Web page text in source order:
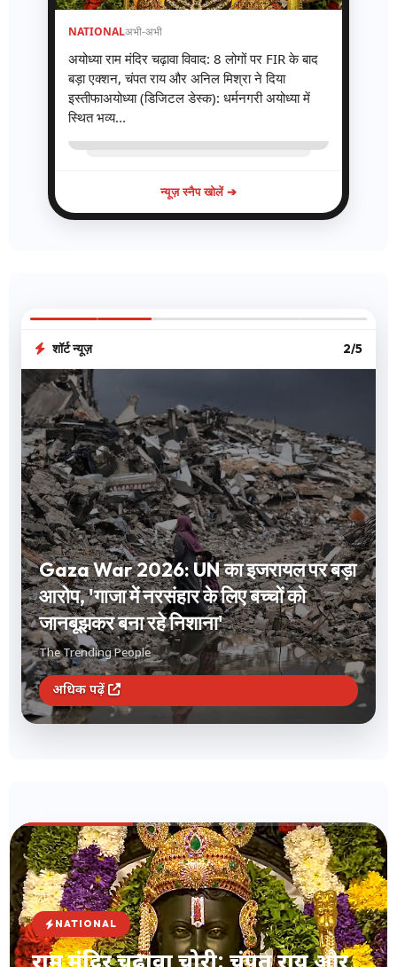
NATIONALअभी-अभी
अयोध्या राम मंदिर चढ़ावा विवाद: 8 लोगों पर FIR के बाद
बड़ा एक्शन, चंपत राय और अनिल मिश्रा ने दिया
इस्तीफाअयोध्या (डिजिटल डेस्क): धर्मनगरी अयोध्या में
स्थित भव्य...
न्यूज़ स्नैप खोलें ➔
शॉर्ट न्यूज़ 3/5
Short Term Investment: 1 से 12 महीने
के लिए करना है निवेश? FD और लिक्विड फंड
समेत ये 3 विकल्प देंगे बंपर रिटर्न
The Trending People
अधिक पढ़ें
NATIONAL